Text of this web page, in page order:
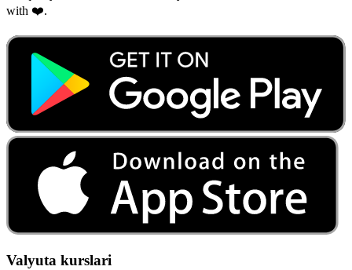
with ❤️.
Valyuta kurslari